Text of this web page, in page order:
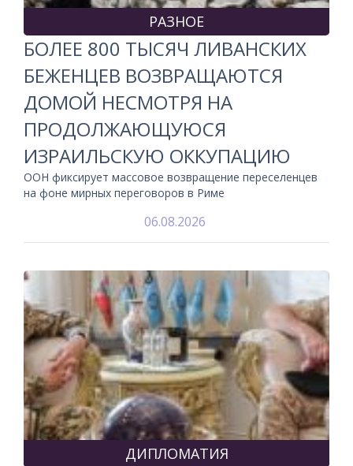
РАЗНОЕ
БОЛЕЕ 800 ТЫСЯЧ ЛИВАНСКИХ
БЕЖЕНЦЕВ ВОЗВРАЩАЮТСЯ
ДОМОЙ НЕСМОТРЯ НА
ПРОДОЛЖАЮЩУЮСЯ
ИЗРАИЛЬСКУЮ ОККУПАЦИЮ
ООН фиксирует массовое возвращение переселенцев
на фоне мирных переговоров в Риме
06.08.2026
ДИПЛОМАТИЯ